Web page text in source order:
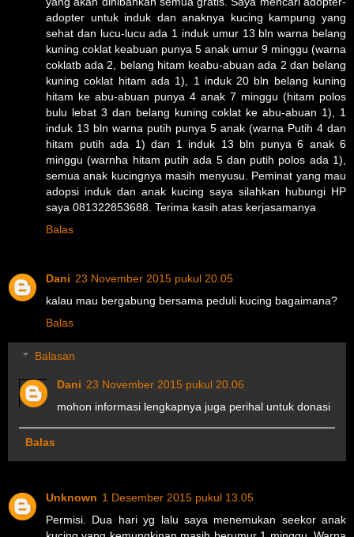
adopter untuk induk dan anaknya kucing kampung yang
sehat dan lucu-lucu ada 1 induk umur 13 bln warna belang
kuning coklat keabuan punya 5 anak umur 9 minggu (warna
coklatb ada 2, belang hitam keabu-abuan ada 2 dan belang
kuning coklat hitam ada 1), 1 induk 20 bln belang kuning
hitam ke abu-abuan punya 4 anak 7 minggu (hitam polos
bulu lebat 3 dan belang kuning coklat ke abu-abuan 1), 1
induk 13 bln warna putih punya 5 anak (warna Putih 4 dan
hitam putih ada 1) dan 1 induk 13 bln punya 6 anak 6
minggu (warnha hitam putih ada 5 dan putih polos ada 1),
semua anak kucingnya masih menyusu. Peminat yang mau
adopsi induk dan anak kucing saya silahkan hubungi HP
saya 081322853688. Terima kasih atas kerjasamanya
Balas
Dani 23 November 2015 pukul 20.05
kalau mau bergabung bersama peduli kucing bagaimana?
Balas
Balasan
Dani 23 November 2015 pukul 20.06
mohon informasi lengkapnya juga perihal untuk donasi
Balas
Unknown 1 Desember 2015 pukul 13.05
Permisi. Dua hari yg lalu saya menemukan seekor anak